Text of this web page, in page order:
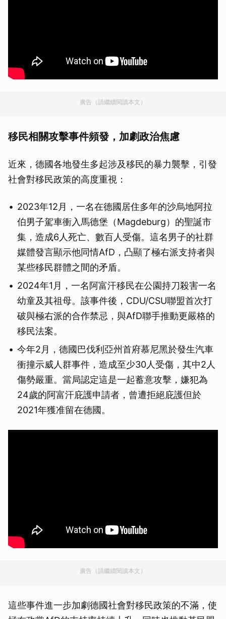
廣告（請繼續閱讀本文）
移民相關攻擊事件頻發，加劇政治焦慮
近來，德國各地發生多起涉及移民的暴力襲擊，引發
社會對移民政策的高度重視：
2023年12月，一名在德國居住多年的沙烏地阿拉
伯男子駕車衝入馬德堡（Magdeburg）的聖誕市
集，造成6人死亡、數百人受傷。這名男子的社群
媒體發言顯示他同情AfD，凸顯了極右派支持者與
某些移民群體之間的矛盾。
2024年1月，一名阿富汗移民在公園持刀殺害一名
幼童及其祖母。該事件後，CDU/CSU聯盟首次打
破與極右派的合作禁忌，與AfD聯手推動更嚴格的
移民法案。
今年2月，德國巴伐利亞州首府慕尼黑於發生汽車
衝撞示威人群事件，造成至少30人受傷，其中2人
傷勢嚴重。當局認定這是一起蓄意攻擊，嫌犯為
24歲的阿富汗庇護申請者，曾遭拒絕庇護但於
2021年獲准留在德國。
廣告（請繼續閱讀本文）
這些事件進一步加劇德國社會對移民政策的不滿，使